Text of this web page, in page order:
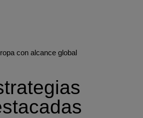
con alcance global